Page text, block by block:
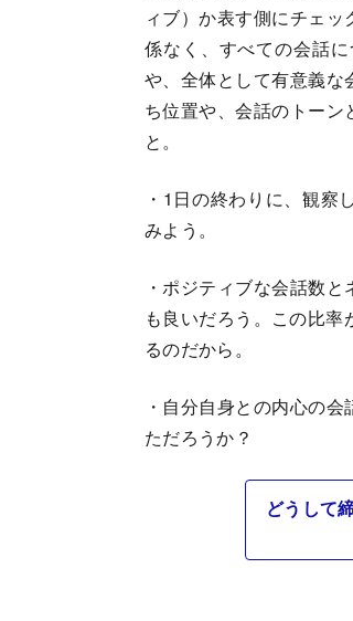
ィブ）か表す側にチェ
係なく、すべての会話
や、全体として有意義
ち位置や、会話のトー
と。
・1日の終わりに、観察
みよう。
・ポジティブな会話数
も良いだろう。この比
るのだから。
・自分自身との内心の
ただろうか？
どうして